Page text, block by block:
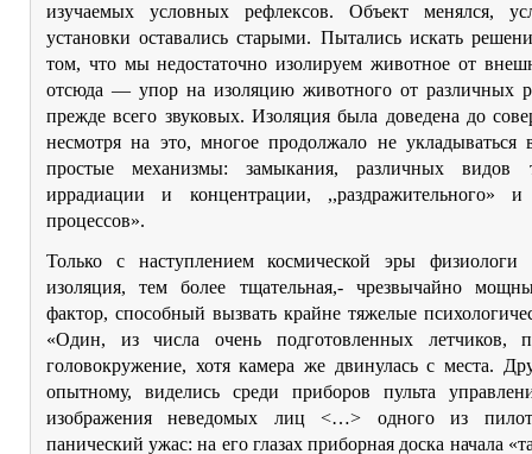
изучаемых условных рефлексов. Объект менялся,
установки оставались старыми. Пытались искать
том, что мы недостаточно изолируем животное от
отсюда — упор на изоляцию животного от различных
прежде всего звуковых. Изоляция была доведена до
несмотря на это, многое продолжало не укладываться
простые механизмы: замыкания, различных видов
иррадиации и концентрации, ,,раздражительного» и
процессов».
Только с наступлением космической эры физиологи
изоляция, тем более тщательная,- чрезвычайно
фактор, способный вызвать крайне тяжелые
«Один, из числа очень подготовленных летчиков,
головокружение, хотя камера же двинулась с места.
опытному, виделись среди приборов пульта
изображения неведомых лиц <…> одного из
панический ужас: на его глазах приборная доска начала